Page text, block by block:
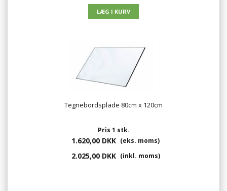
Tegnebordsplade 80cm x 120cm
Pris 1 stk.
1.620,00 DKK (eks. moms)
2.025,00 DKK (inkl. moms)